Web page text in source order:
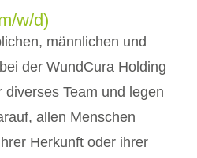
w/d)
männlichen und
der WundCura Holding
diverses Team und legen
allen Menschen
Herkunft oder ihrer